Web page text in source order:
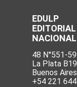
EDULP
48 N°551-
La Plata
Buenos
+54 221